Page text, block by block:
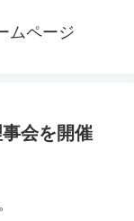
ムページ
会を開催